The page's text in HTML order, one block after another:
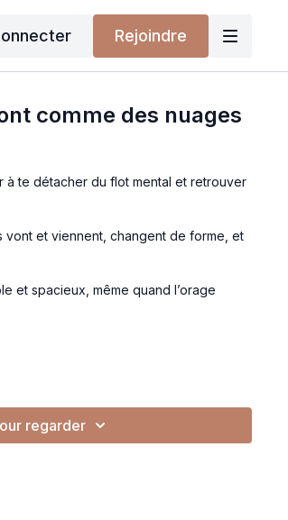
Rejoindre
comme des nuages
à te détacher du flot mental et retrouver
vont et viennent, changent de forme, et
et spacieux, même quand l’orage
présent
regarder